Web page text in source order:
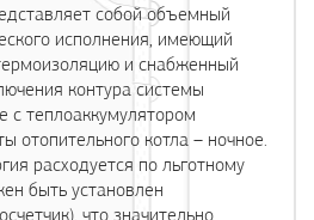
собой объемный
исполнения, имеющий
и снабженный
контура системы
с теплоаккумулятором
отопительного котла – ночное.
расходуется по льготному
быть установлен
что значительно